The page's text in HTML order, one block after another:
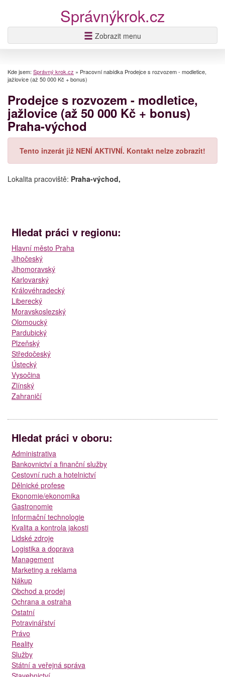
Správnýkrok.cz
Zobrazit menu
Kde jsem: Správný krok.cz » Pracovní nabídka Prodejce s rozvozem - modletice,
jažlovice (až 50 000 Kč + bonus)
Prodejce s rozvozem - modletice,
jažlovice (až 50 000 Kč + bonus)
Praha-východ
Tento inzerát již NENÍ AKTIVNÍ. Kontakt nelze zobrazit!
Lokalita pracoviště: Praha-východ,
Hledat práci v regionu:
Hlavní město Praha
Jihočeský
Jihomoravský
Karlovarský
Královéhradecký
Liberecký
Moravskoslezský
Olomoucký
Pardubický
Plzeňský
Středočeský
Ústecký
Vysočina
Zlínský
Zahraničí
Hledat práci v oboru:
Administrativa
Bankovnictví a finanční služby
Cestovní ruch a hotelnictví
Dělnické profese
Ekonomie/ekonomika
Gastronomie
Informační technologie
Kvalita a kontrola jakosti
Lidské zdroje
Logistika a doprava
Management
Marketing a reklama
Nákup
Obchod a prodej
Ochrana a ostraha
Ostatní
Potravinářství
Právo
Reality
Služby
Státní a veřejná správa